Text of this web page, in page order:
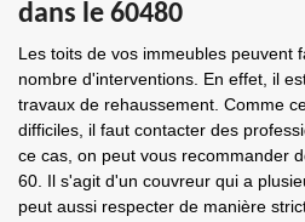
dans le 60480
Les toits de vos immeubles peuvent
nombre d'interventions. En effet, il
travaux de rehaussement. Comme
difficiles, il faut contacter des
ce cas, on peut vous recommander
60. Il s'agit d'un couvreur qui a
peut aussi respecter de manière